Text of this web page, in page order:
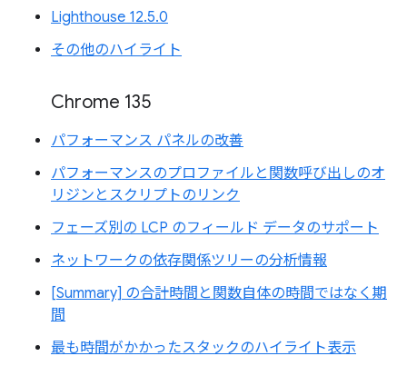
Lighthouse 12.5.0
その他のハイライト
Chrome 135
パフォーマンス パネルの改善
パフォーマンスのプロファイルと関数呼び出しのオ
リジンとスクリプトのリンク
フェーズ別の LCP のフィールド データのサポート
ネットワークの依存関係ツリーの分析情報
[Summary] の合計時間と関数自体の時間ではなく期
間
最も時間がかかったスタックのハイライト表示